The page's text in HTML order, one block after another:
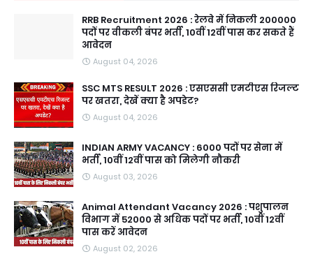
RRB Recruitment 2026 : रेलवे में निकली 200000
पदों पर वीकली बंपर भर्ती, 10वीं 12वीं पास कर सकते हैं
आवेदन
August 04, 2026
SSC MTS RESULT 2026 : एसएससी एमटीएस रिजल्ट
पर खतरा, देखें क्या है अपडेट?
August 04, 2026
INDIAN ARMY VACANCY : 6000 पदों पर सेना में
भर्ती, 10वीं 12वीं पास को मिलेगी नौकरी
August 03, 2026
Animal Attendant Vacancy 2026 : पशुपालन
विभाग में 52000 से अधिक पदों पर भर्ती, 10वीं 12वीं
पास करें आवेदन
August 02, 2026